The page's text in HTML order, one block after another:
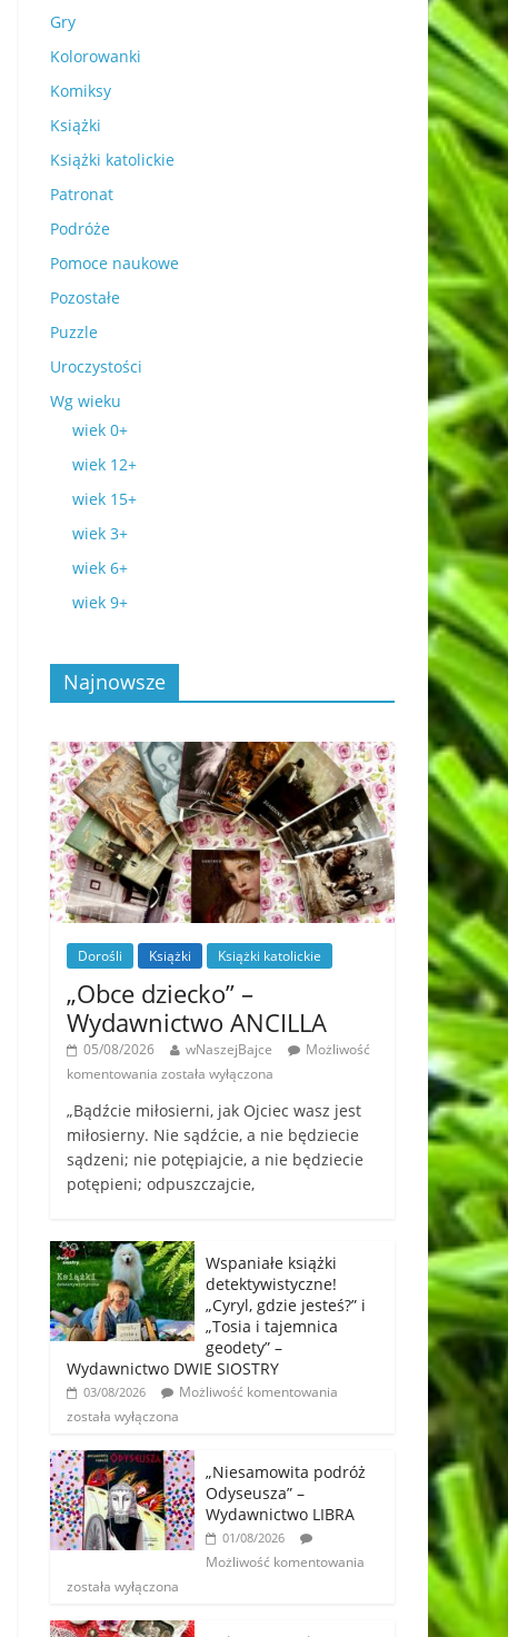
Gry
Kolorowanki
Komiksy
Książki
Książki katolickie
Patronat
Podróże
Pomoce naukowe
Pozostałe
Puzzle
Uroczystości
Wg wieku
wiek 0+
wiek 12+
wiek 15+
wiek 3+
wiek 6+
wiek 9+
Najnowsze
Dorośli Książki Książki katolickie
„Obce dziecko” –
Wydawnictwo ANCILLA
05/08/2026 wNaszejBajce
Możliwość
komentowania została wyłączona
„Bądźcie miłosierni, jak Ojciec wasz jest
miłosierny. Nie sądźcie, a nie będziecie
sądzeni; nie potępiajcie, a nie będziecie
potępieni; odpuszczajcie,
Wspaniałe książki
detektywistyczne!
„Cyryl, gdzie jesteś?” i
„Tosia i tajemnica
geodety” –
Wydawnictwo DWIE SIOSTRY
03/08/2026
Możliwość komentowania
została wyłączona
„Niesamowita podróż
Odyseusza” –
Wydawnictwo LIBRA
01/08/2026
Możliwość komentowania
została wyłączona